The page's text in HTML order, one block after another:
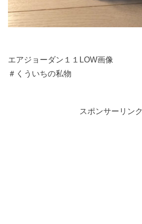
エアジョーダン１１LOW画像
＃くういちの私物
スポンサーリンク